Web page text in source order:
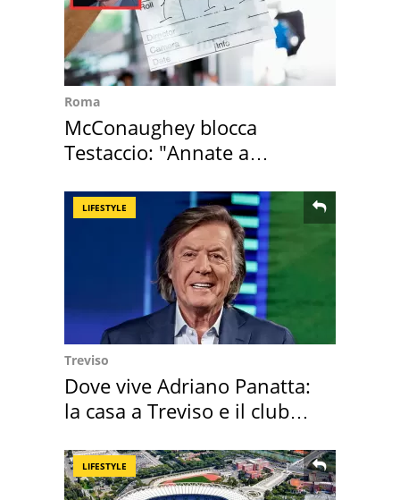
Roma
McConaughey blocca
Testaccio: "Annate a
LIFESTYLE
Treviso
Dove vive Adriano Panatta:
la casa a Treviso e il club
LIFESTYLE